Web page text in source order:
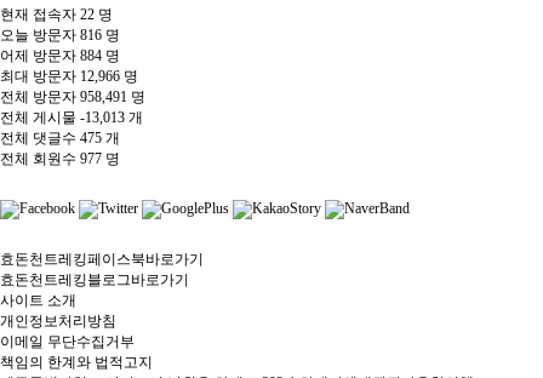
현재 접속자 22 명
오늘 방문자 816 명
어제 방문자 884 명
최대 방문자 12,966 명
전체 방문자 958,491 명
전체 게시물 -13,013 개
전체 댓글수 475 개
전체 회원수 977 명
효돈천트레킹페이스북바로가기
효돈천트레킹블로그바로가기
사이트 소개
개인정보처리방침
이메일 무단수집거부
책임의 한계와 법적고지